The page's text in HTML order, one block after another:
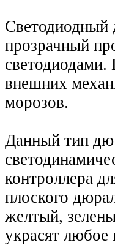
Светодиодный
прозрачный
светодиодами.
внешних
морозов.
Данный тип
контроллера
плоского
желтый,
украсят